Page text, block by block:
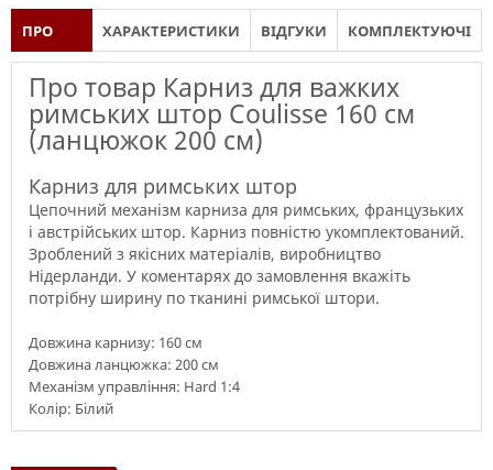
ПРО ХАРАКТЕРИСТИКИ ВІДГУКИ КОМПЛЕКТУЮЧІ
Про товар Карниз для важких
римських штор Coulisse 160 см
(ланцюжок 200 см)
Карниз для римських штор
Цепочний механізм карниза для римських, французьких
і австрійських штор. Карниз повністю укомплектований.
Зроблений з якісних матеріалів, виробництво
Нідерланди. У коментарях до замовлення вкажіть
потрібну ширину по тканині римської штори.
Довжина карнизу: 160 см
Довжина ланцюжка: 200 см
Механізм управління: Hard 1:4
Колір: Білий